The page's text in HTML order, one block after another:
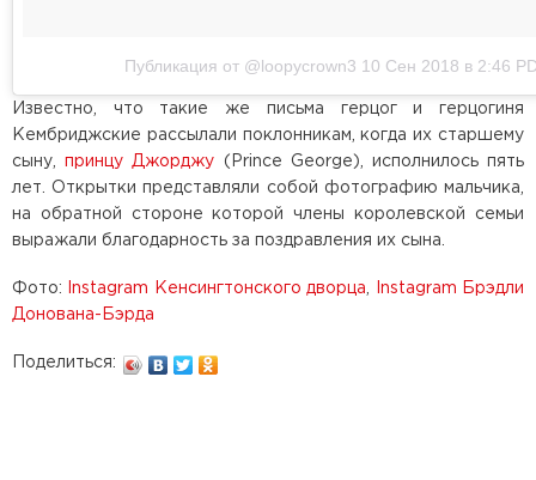
Публикация от @loopycrown3 10 Сен 2018 в 2:46
Известно, что такие же письма герцог и герцогиня
Кембриджские рассылали поклонникам, когда их старшему
сыну,принцу Джорджу (Prince George), исполнилось пять
лет. Открытки представляли собой фотографию мальчика,
на обратной стороне которой члены королевской семьи
выражали благодарность за поздравления их сына.
Фото: Instagram Кенсингтонского дворца
Instagram Брэдли
Донована-Бэрда
Поделиться: